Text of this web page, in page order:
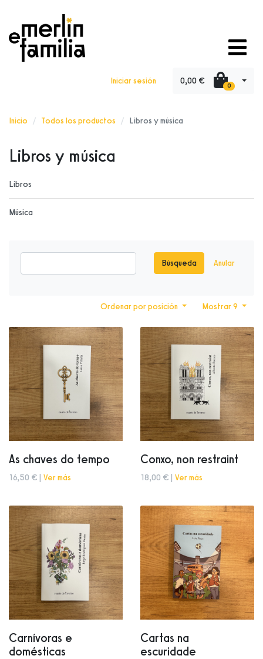
Iniciar sesión 0,00 € 0
Inicio Todos los productos Libros y música
Libros y música
Libros
Música
Búsqueda Anular
Mostrar 9
Ordenar por posición
As chaves do tempo
16,50 € | Ver más
Conxo, non restraint
18,00 € | Ver más
Carnívoras e
domésticas
Cartas na
escuridade